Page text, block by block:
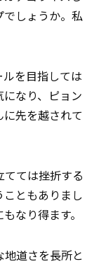
でしょうか。私
を目指しては
なり、ピョン
先を越されて
てては挫折する
ともありまし
なり得ます。
道さを長所と